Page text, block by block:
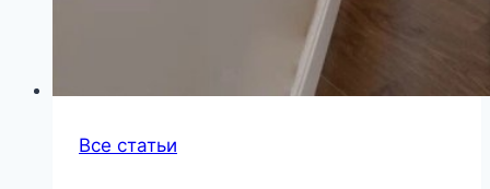
Все статьи